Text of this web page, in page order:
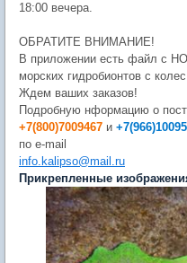
18:00 вечера.
ОБРАТИТЕ ВНИМАНИЕ!
В приложении есть файл с
морских гидробионтов с
Ждем ваших заказов!
Подробную нформацию о
+7(800)7009467 и
по e-mail
info.kalipso@mail.ru
Прикрепленные